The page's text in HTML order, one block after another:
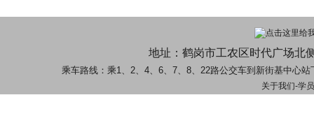
地址：鹤岗市工农区时代广场北
乘车路线：乘1、2、4、6、7、8、22路公交车到新街基中心
关于我们-学